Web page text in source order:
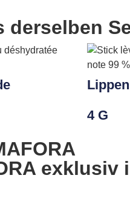
derselben
4 G
exklusiv